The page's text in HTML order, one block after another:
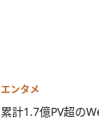
エンタメ
累計1.7億PV超の